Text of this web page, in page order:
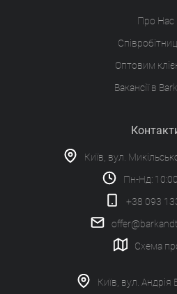
Про Нас
Оптовим
Вакансії в
Київ, вул.
Пн-Нд:
+38 093
Схема
Київ, вул. Андрія